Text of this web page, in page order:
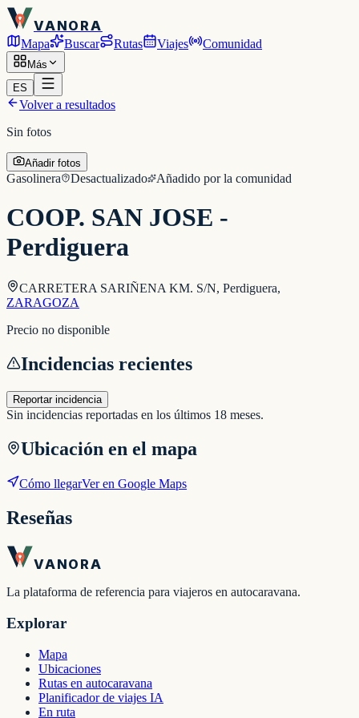
VANORA
Mapa Buscar Rutas Viajes Comunidad
Más
ES
Volver a resultados
Sin fotos
Añadir fotos
Gasolinera Desactualizado Añadido por la comunidad
COOP. SAN JOSE -
Perdiguera
CARRETERA SARIÑENA KM. S/N, Perdiguera,
ZARAGOZA
Precio no disponible
Incidencias recientes
Reportar incidencia
Sin incidencias reportadas en los últimos 18 meses.
Ubicación en el mapa
Cómo llegarVer en Google Maps
Reseñas
VANORA
La plataforma de referencia para viajeros en autocaravana.
Explorar
Mapa
Ubicaciones
Rutas en autocaravana
Planificador de viajes IA
En ruta